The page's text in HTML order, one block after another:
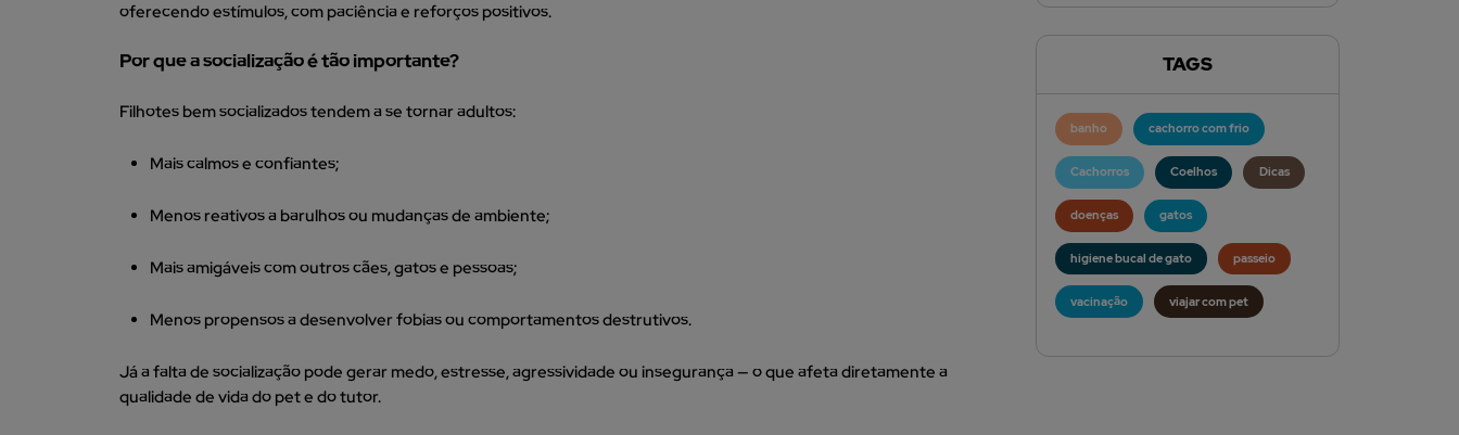
oferecendo estímulos, com paciência e reforços positivos.
Por que a socialização é tão importante?
Filhotes bem socializados tendem a se tornar adultos:
Mais calmos e confiantes;
Menos reativos a barulhos ou mudanças de ambiente;
Mais amigáveis com outros cães, gatos e pessoas;
Menos propensos a desenvolver fobias ou comportamentos destrutivos.
Já a falta de socialização pode gerar medo, estresse, agressividade ou insegurança — o que afeta diretamente a
qualidade de vida do pet e do tutor.
TAGS
banho cachorro com frio
Cachorros Coelhos Dicas
doenças gatos
higiene bucal de gato passeio
vacinação viajar com pet